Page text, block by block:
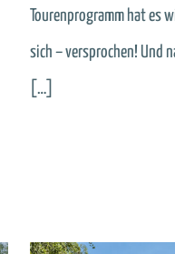
Tourenprogramm hat es
sich – versprochen! Und
[…]